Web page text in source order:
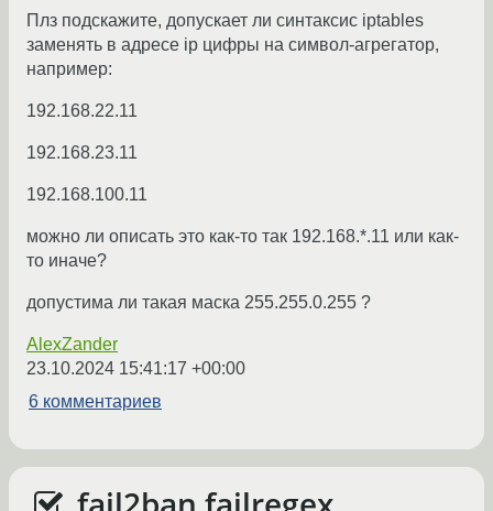
Плз подскажите, допускает ли синтаксис iptables
заменять в адресе ip цифры на символ-агрегатор,
например:
192.168.22.11
192.168.23.11
192.168.100.11
можно ли описать это как-то так 192.168.*.11 или как-
то иначе?
допустима ли такая маска 255.255.0.255 ?
AlexZander
23.10.2024 15:41:17 +00:00
6 комментариев